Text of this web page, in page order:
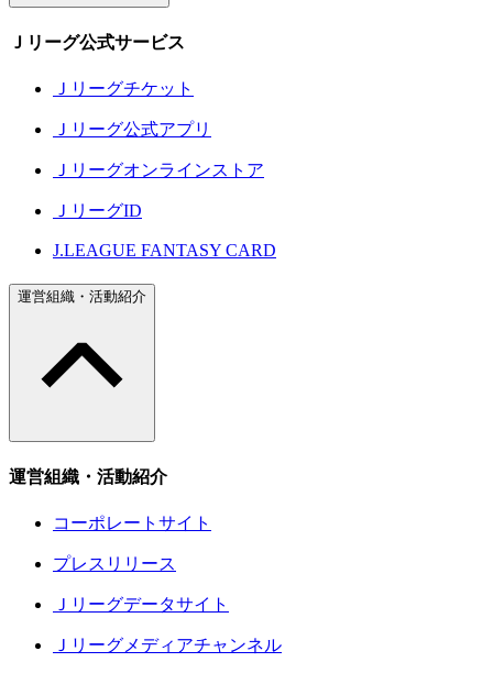
Ｊリーグ公式サービス
Ｊリーグチケット
Ｊリーグ公式アプリ
Ｊリーグオンラインストア
ＪリーグID
J.LEAGUE FANTASY CARD
運営組織・活動紹介
運営組織・活動紹介
コーポレートサイト
プレスリリース
Ｊリーグデータサイト
Ｊリーグメディアチャンネル